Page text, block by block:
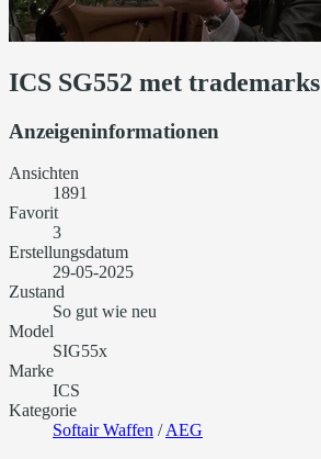
ICS SG552 met trademarks
Anzeigeninformationen
Ansichten
1891
Favorit
3
Erstellungsdatum
29-05-2025
Zustand
So gut wie neu
Model
SIG55x
Marke
ICS
Kategorie
Softair Waffen /AEG